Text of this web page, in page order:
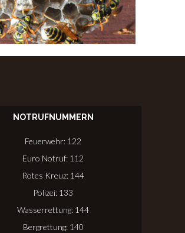
NOTRUFNUMMERN
Feuerwehr: 122
Euro Notruf: 112
Rotes Kreuz: 144
Polizei: 133
Wasserrettung: 144
Bergrettung: 140